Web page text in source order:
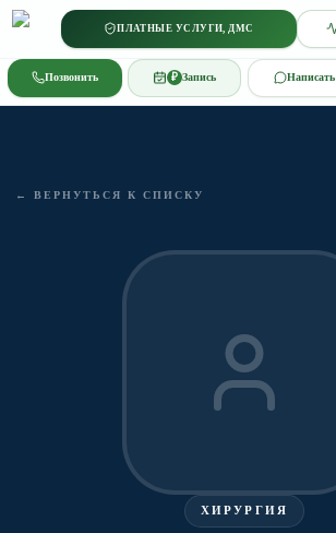
StGeorg
ПЛАТНЫЕ УСЛУГИ, ДМС
Позвонить ₽ Запись Написать
← ВЕРНУТЬСЯ К СПИСКУ
ХИРУРГИЯ